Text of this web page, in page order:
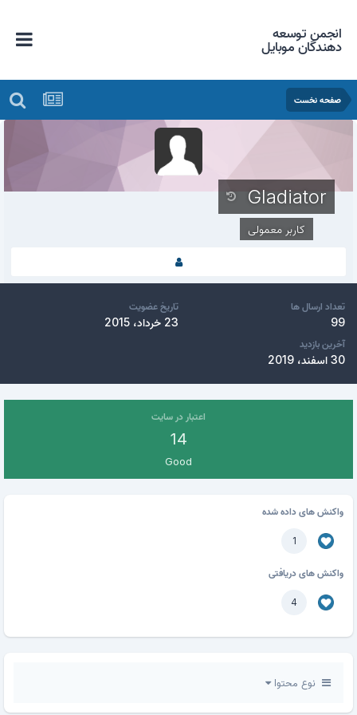
انجمن توسعه
دهندگان موبایل
صفحه نخست
Gladiator
کاربر معمولی
تعداد ارسال ها
99
تاریخ عضویت
23 خرداد، 2015
آخرین بازدید
30 اسفند، 2019
اعتبار در سایت
14
Good
واکنش های داده شده
واکنش های دریافتی
4
نوع محتوا